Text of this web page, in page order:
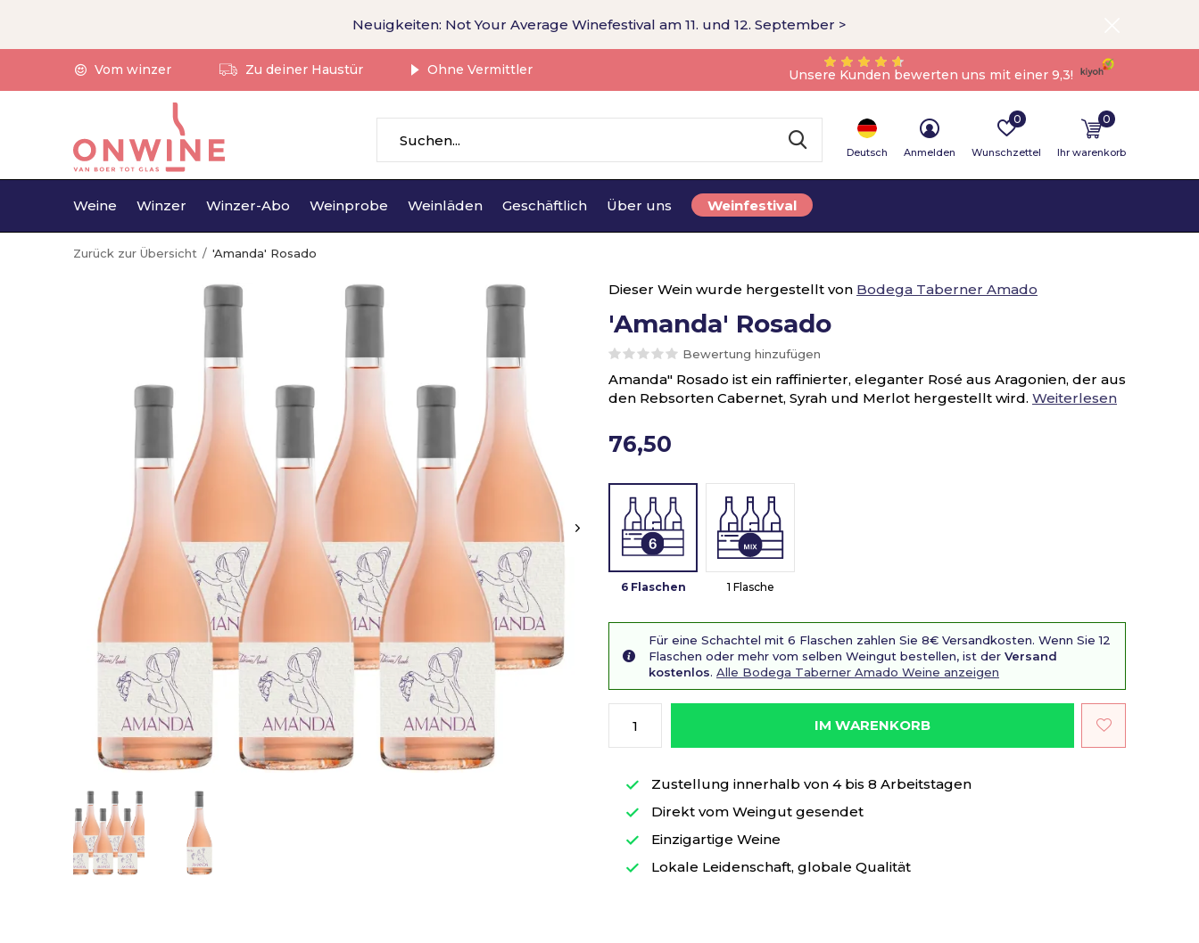
Weine Winzer Winzer-Abo Weinprobe Weinläden Geschäftlich Über uns Weinfestival
Deutsch Anmelden Wunschzettel
0
Ihr warenkorb
0
Vom winzer Zu deiner Haustür Ohne Vermittler Unsere Kunden bewerten uns mit einer 9,3!
Neuigkeiten: Not Your Average Winefestival am 11. und 12. September >
Zurück zur Übersicht 'Amanda' Rosado
Dieser Wein wurde hergestellt von Bodega Taberner Amado
'Amanda' Rosado
Bewertung hinzufügen
Amanda" Rosado ist ein raffinierter, eleganter Rosé aus Aragonien, der aus
den Rebsorten Cabernet, Syrah und Merlot hergestellt wird. Weiterlesen
76,50
6 Flaschen 1 Flasche
Für eine Schachtel mit 6 Flaschen zahlen Sie 8€ Versandkosten. Wenn Sie 12
Flaschen oder mehr vom selben Weingut bestellen, ist der Versand
kostenlos. Alle Bodega Taberner Amado Weine anzeigen
IM WARENKORB
Zustellung innerhalb von 4 bis 8 Arbeitstagen
Direkt vom Weingut gesendet
Einzigartige Weine
Lokale Leidenschaft, globale Qualität